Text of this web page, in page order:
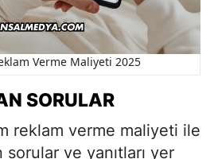
Verme Maliyeti 2025
SORULAR
reklam verme maliyeti ile
sorular ve yanıtları yer